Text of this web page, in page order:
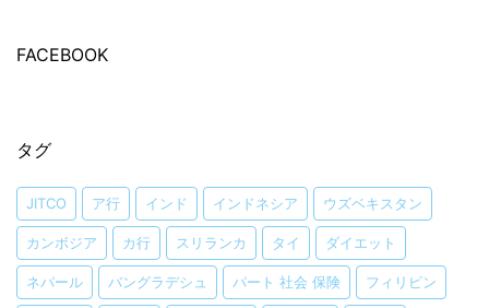
FACEBOOK
タグ
JITCO ア行 インド インドネシア ウズベキスタン
カンボジア カ行 スリランカ タイ ダイエット
ネパール バングラデシュ パート 社会 保険 フィリピン